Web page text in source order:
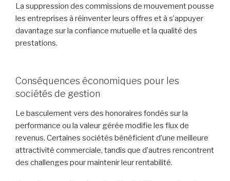
La suppression des commissions de mouvement pousse
les entreprises à réinventer leurs offres et à s’appuyer
davantage sur la confiance mutuelle et la qualité des
prestations.
Conséquences économiques pour les
sociétés de gestion
Le basculement vers des honoraires fondés sur la
performance ou la valeur gérée modifie les flux de
revenus. Certaines sociétés bénéficient d’une meilleure
attractivité commerciale, tandis que d’autres rencontrent
des challenges pour maintenir leur rentabilité.